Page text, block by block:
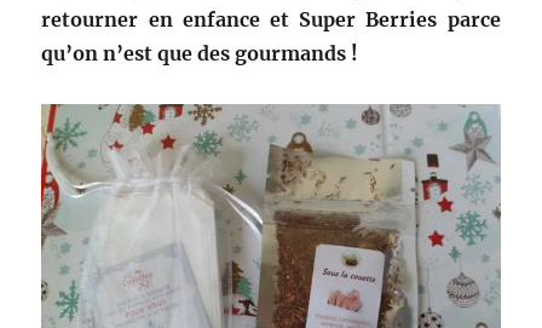
retourner en enfance et Super Berries parce
qu’on n’est que des gourmands !